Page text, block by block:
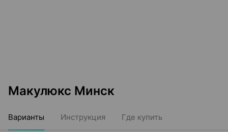
Макулюкс Минск
Варианты Инструкция Где купить